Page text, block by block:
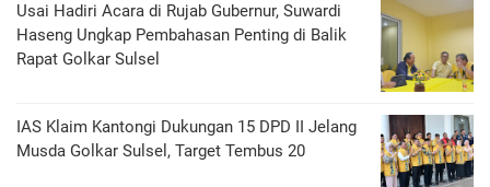
Usai Hadiri Acara di Rujab Gubernur, Suwardi
Haseng Ungkap Pembahasan Penting di Balik
Rapat Golkar Sulsel
IAS Klaim Kantongi Dukungan 15 DPD II Jelang
Musda Golkar Sulsel, Target Tembus 20